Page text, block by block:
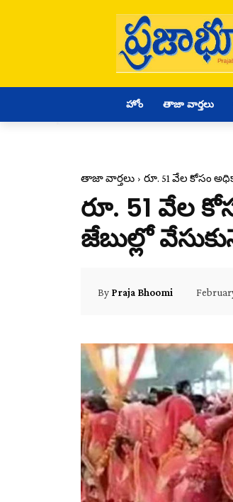
హోం తాజా వార్తలు
తాజా వార్తలు రూ. 51 వేల కోసం
రూ. 51 వేల
జేబుల్లో
By Praja Bhoomi